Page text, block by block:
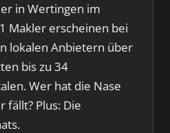
in Wertingen im
Makler erscheinen bei
lokalen Anbietern über
bis zu 34
Wer hat die Nase
fällt? Plus: Die